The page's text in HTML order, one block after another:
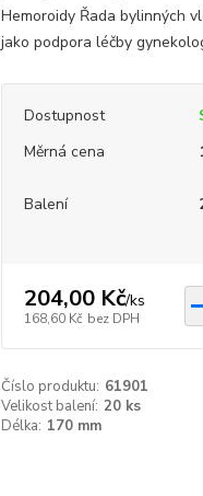
Hemoroidy Řada bylinných
jako podpora léčby
Dostupnost
Měrná cena
Balení
204,00 Kč/ks
168,60 Kč bez DPH
Číslo produktu: 61901
Velikost balení: 20 ks
Délka: 170 mm